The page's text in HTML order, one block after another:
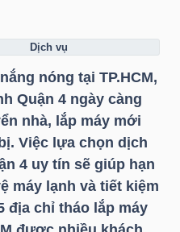
nóng tại TP.HCM,
Quận 4 ngày càng
nhà, lắp máy mới
Việc lựa chọn dịch
4 uy tín sẽ giúp hạn
máy lạnh và tiết kiệm
địa chỉ tháo lắp máy
dịch vụ